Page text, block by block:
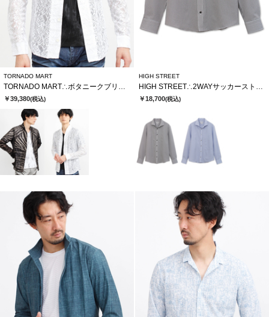
TORNADO MART
TORNADO MART∴ボタニークブリリオシャツ
￥39,380(税込)
HIGH STREET
HIGH STREET∴2WAYサッカーストライプカッタウェイシャツ
￥18,700(税込)